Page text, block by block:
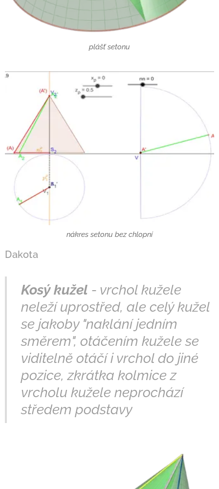
plášť setonu
nákres setonu bez chlopní
Dakota
Kosý kužel - vrchol kužele
neleží uprostřed, ale celý kužel
se jakoby "naklání jedním
směrem", otáčením kužele se
viditelně otáčí i vrchol do jiné
pozice, zkrátka kolmice z
vrcholu kužele neprochází
středem podstavy